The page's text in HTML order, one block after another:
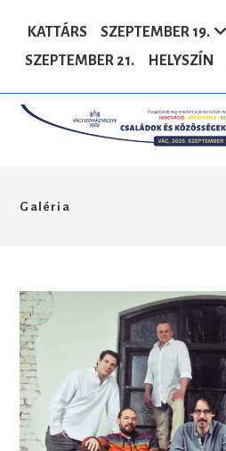
KATTÁRS SZEPTEMBER 19.
SZEPTEMBER 21.
HELYSZÍN
Galéria